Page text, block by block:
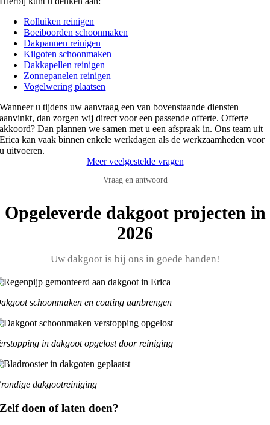
Rolluiken reinigen
Boeiboorden schoonmaken
Dakpannen reinigen
Kilgoten schoonmaken
Dakkapellen reinigen
Zonnepanelen reinigen
Vogelwering plaatsen
Wanneer u tijdens uw aanvraag een van bovenstaande diensten
aanvinkt, dan zorgen wij direct voor een passende offerte. Offerte
akkoord? Dan plannen we samen met u een afspraak in. Ons team uit
Erica kan vaak binnen enkele werkdagen als de werkzaamheden voor
u uitvoeren.
Meer veelgestelde vragen
Vraag en antwoord
Opgeleverde dakgoot projecten in
2026
Uw dakgoot is bij ons in goede handen!
schoonmaken en coating aanbrengen
in dakgoot opgelost door reiniging
dakgootreiniging
Zelf doen of laten doen?